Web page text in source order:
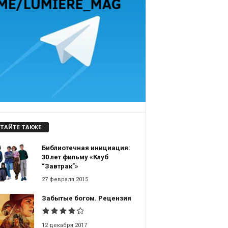
ТАКЖЕ
Библиотечная инициация:
30 лет фильму «Клуб
“Завтрак”»
27 февраля 2015
Забытые богом. Рецензия
12 декабря 2017